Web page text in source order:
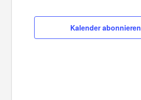
Kalender abonnieren